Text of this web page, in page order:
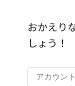
おかえり
しょう！